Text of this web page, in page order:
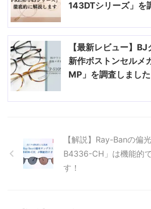
143DTシリーズ」を
【最新レビュー】
新作ボストンセルメ
MP」を調査しました
【解説】Ray-Banの偏
B4336-CH」は機能的
す！